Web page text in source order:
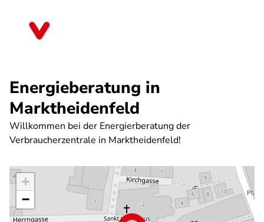
Energieberatung in
Marktheidenfeld
Willkommen bei der Energierberatung der
Verbraucherzentrale in Marktheidenfeld!
+
−